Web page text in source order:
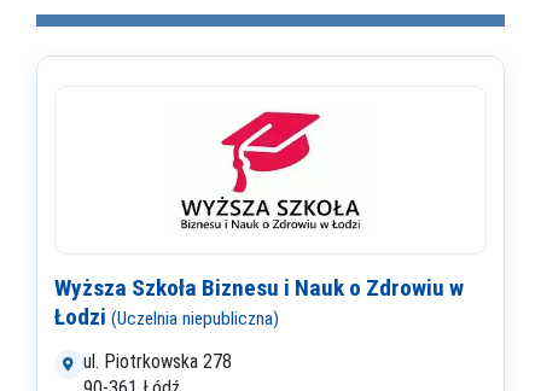
Wyższa Szkoła Biznesu i Nauk o Zdrowiu w
Łodzi (Uczelnia niepubliczna)
ul. Piotrkowska 278